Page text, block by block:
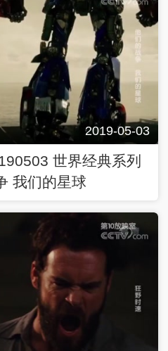
2019-05-03
世界经典系列
我们的星球